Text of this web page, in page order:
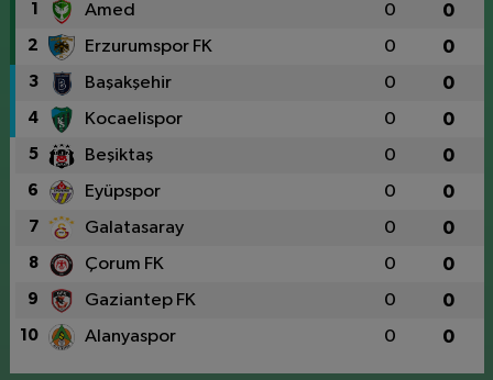
1 Amed 0 0
2 Erzurumspor FK 0 0
3 Başakşehir 0 0
4 Kocaelispor 0 0
5 Beşiktaş 0 0
6 Eyüpspor 0 0
7 Galatasaray 0 0
8 Çorum FK 0 0
9 Gaziantep FK 0 0
10 Alanyaspor 0 0